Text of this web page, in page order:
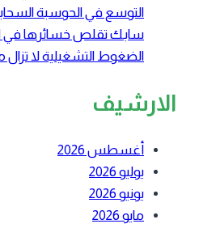
التوسع في الحوسبة السحابية
الضغوط التشغيلية لا تزال
الارشيف
أغسطس 2026
يوليو 2026
يونيو 2026
مايو 2026